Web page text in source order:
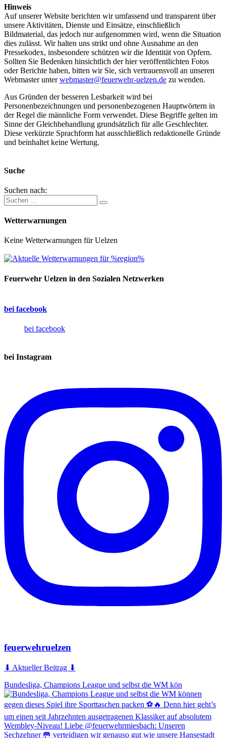
Hinweis
Auf unserer Website berichten wir umfassend und transparent über
unsere Aktivitäten, Dienste und Einsätze, einschließlich
Bildmaterial, das jedoch nur aufgenommen wird, wenn die Situation
dies zulässt. Wir halten uns strikt und ohne Ausnahme an den
Pressekodex, insbesondere schützen wir die Identität von Opfern.
Sollten Sie Bedenken hinsichtlich der hier veröffentlichten Fotos
oder Berichte haben, bitten wir Sie, sich vertrauensvoll an unseren
Webmaster unterwebmaster@feuerwehr-uelzen.de zu wenden.
Aus Gründen der besseren Lesbarkeit wird bei
Personenbezeichnungen und personenbezogenen Hauptwörtern in
der Regel die männliche Form verwendet. Diese Begriffe gelten im
Sinne der Gleichbehandlung grundsätzlich für alle Geschlechter.
Diese verkürzte Sprachform hat ausschließlich redaktionelle Gründe
und beinhaltet keine Wertung.
Suche
Suchen nach:
Wetterwarnungen
Keine Wetterwarnungen für Uelzen
Feuerwehr Uelzen in den Sozialen Netzwerken
bei facebook
bei facebook
bei Instagram
feuerwehruelzen
⬇ Aktueller Beitrag ⬇
Bundesliga, Champions League und selbst die WM kön